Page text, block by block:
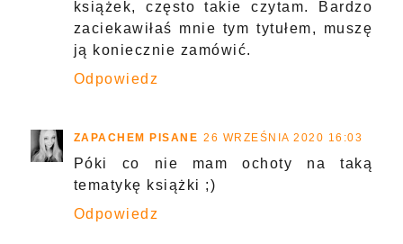
książek, często takie czytam. Bardzo
zaciekawiłaś mnie tym tytułem, muszę
ją koniecznie zamówić.
Odpowiedz
ZAPACHEM PISANE 26 WRZEŚNIA 2020 16:03
Póki co nie mam ochoty na taką
tematykę książki ;)
Odpowiedz